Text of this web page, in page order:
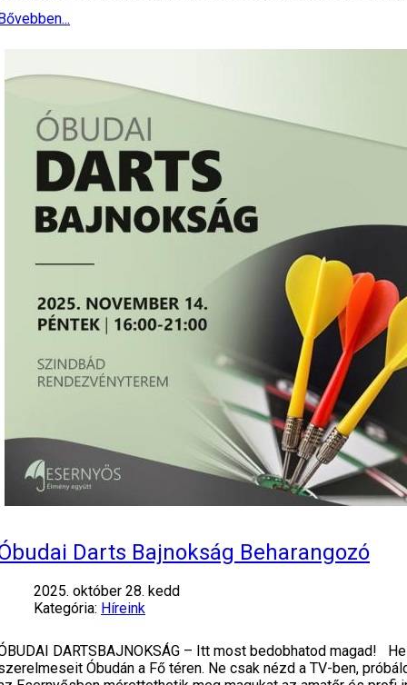
Darts Bajnokság Beharangozó
2025. október 28. kedd
Kategória: Híreink
DARTSBAJNOKSÁG – Itt most bedobhatod magad!
Óbudán a Fő téren. Ne csak nézd a TV-ben,